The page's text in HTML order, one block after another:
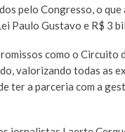
pelo Congresso, o
Paulo Gustavo e R$ 3
como o
valorizando todas as
ter a parceria com a